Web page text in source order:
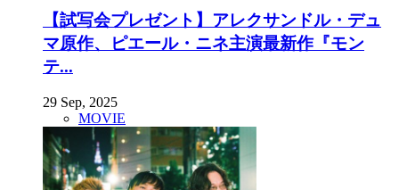
【試写会プレゼント】アレクサンドル・デュ
マ原作、ピエール・ニネ主演最新作『モン
テ...
29 Sep, 2025
MOVIE